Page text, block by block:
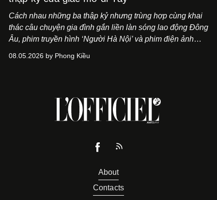
Cách nhau những ba thập kỷ nhưng trùng hợp cùng khai
thác câu chuyện gia đình gắn liền làn sóng lao động Đông
Âu, phim truyền hình ‘Người Hà Nội’ và phim điện ảnh
chọn một thuở thịnh hành.
08.05.2026 by Phong Kiều
About
Contacts